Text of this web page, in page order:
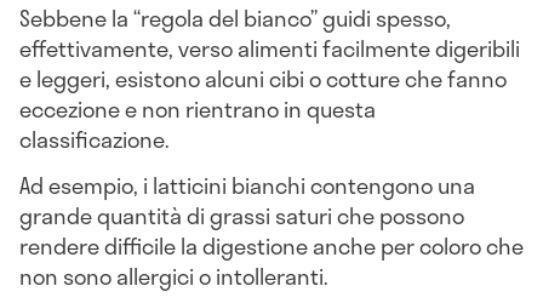
Sebbene la “regola del bianco” guidi spesso,
effettivamente, verso alimenti facilmente digeribili
e leggeri, esistono alcuni cibi o cotture che fanno
eccezione e non rientrano in questa
classificazione.
Ad esempio, i latticini bianchi contengono una
grande quantità di grassi saturi che possono
rendere difficile la digestione anche per coloro che
non sono allergici o intolleranti.